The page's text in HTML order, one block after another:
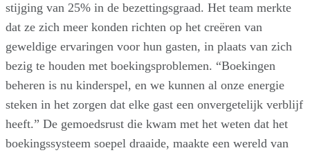
stijging van 25% in de bezettingsgraad. Het team merkte
dat ze zich meer konden richten op het creëren van
geweldige ervaringen voor hun gasten, in plaats van zich
bezig te houden met boekingsproblemen. “Boekingen
beheren is nu kinderspel, en we kunnen al onze energie
steken in het zorgen dat elke gast een onvergetelijk verblijf
heeft.” De gemoedsrust die kwam met het weten dat het
boekingssysteem soepel draaide, maakte een wereld van